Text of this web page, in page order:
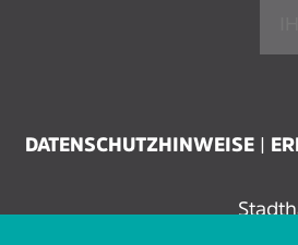
DATENSCHUTZHINWEISE